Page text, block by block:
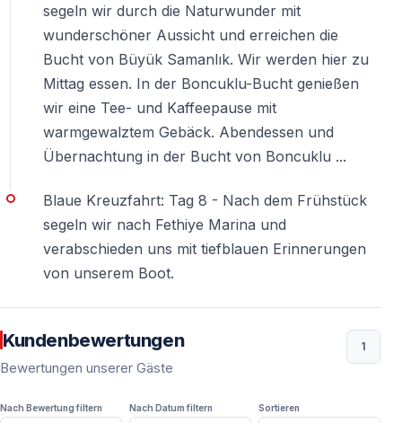
segeln wir durch die Naturwunder mit
wunderschöner Aussicht und erreichen die
Bucht von Büyük Samanlık. Wir werden hier zu
Mittag essen. In der Boncuklu-Bucht genießen
wir eine Tee- und Kaffeepause mit
warmgewalztem Gebäck. Abendessen und
Übernachtung in der Bucht von Boncuklu ...
Blaue Kreuzfahrt: Tag 8 - Nach dem Frühstück
segeln wir nach Fethiye Marina und
verabschieden uns mit tiefblauen Erinnerungen
von unserem Boot.
Kundenbewertungen
Bewertungen unserer Gäste
1
Nach Bewertung filtern Nach Datum filtern Sortieren